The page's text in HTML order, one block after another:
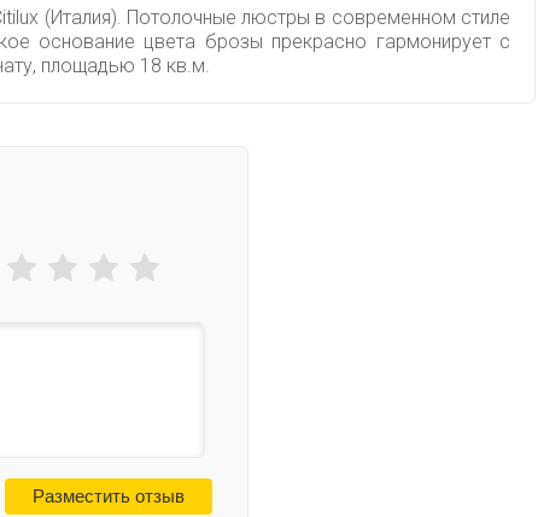
(Италия). Потолочные люстры в современном стиле
основание цвета брозы прекрасно гармонирует с
площадью 18 кв.м.